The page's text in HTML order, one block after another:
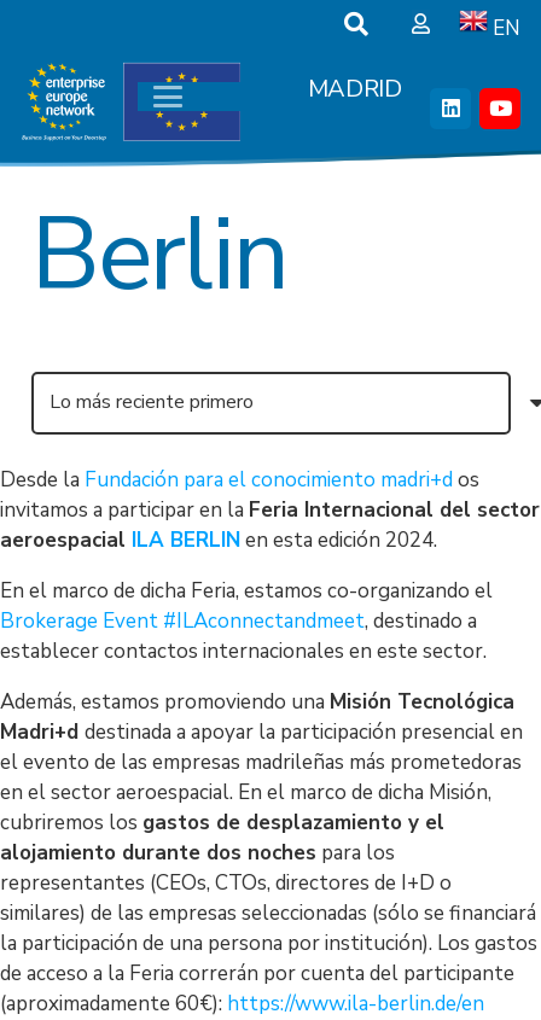
EN
MADRID
Berlin
Desde la Fundación para el conocimiento madri+dos
invitamos a participar en la Feria Internacional del sector
aeroespacial ILA BERLINen esta edición 2024.
En el marco de dicha Feria, estamos co-organizando el
Brokerage Event #ILAconnectandmeet, destinado a
establecer contactos internacionales en este sector.
Además, estamos promoviendo una Misión Tecnológica
Madri+d destinada a apoyar la participación presencial en
el evento de las empresas madrileñas más prometedoras
en el sector aeroespacial. En el marco de dicha Misión,
cubriremos los gastos de desplazamiento y el
alojamiento durante dos noches para los
representantes (CEOs, CTOs, directores de I+D o
similares) de las empresas seleccionadas (sólo se financiará
la participación de una persona por institución). Los gastos
de acceso a la Feria correrán por cuenta del participante
(aproximadamente 60€): https://www.ila-berlin.de/en